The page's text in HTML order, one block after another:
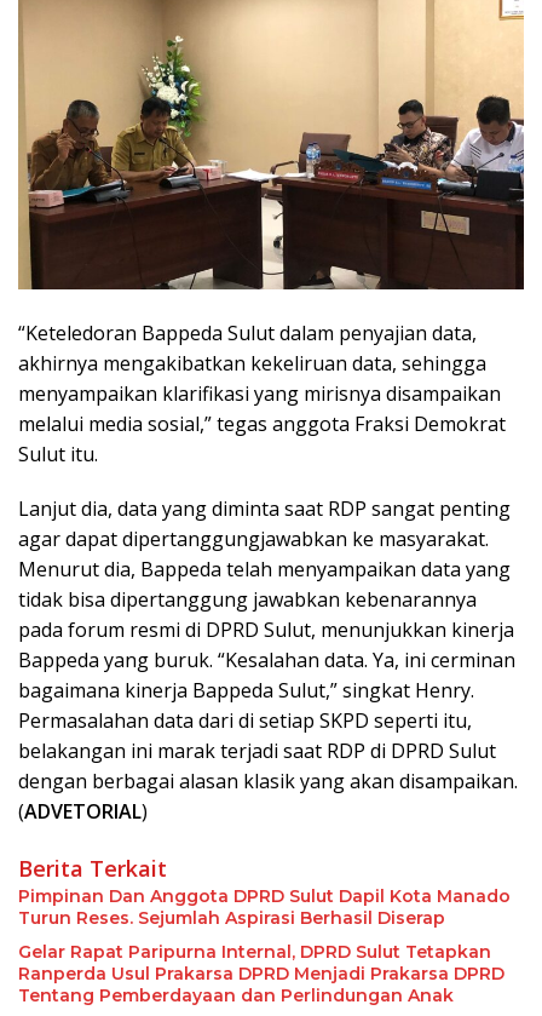
“Keteledoran Bappeda Sulut dalam penyajian data,
akhirnya mengakibatkan kekeliruan data, sehingga
menyampaikan klarifikasi yang mirisnya disampaikan
melalui media sosial,” tegas anggota Fraksi Demokrat
Sulut itu.
Lanjut dia, data yang diminta saat RDP sangat penting
agar dapat dipertanggungjawabkan ke masyarakat.
Menurut dia, Bappeda telah menyampaikan data yang
tidak bisa dipertanggung jawabkan kebenarannya
pada forum resmi di DPRD Sulut, menunjukkan kinerja
Bappeda yang buruk. “Kesalahan data. Ya, ini cerminan
bagaimana kinerja Bappeda Sulut,” singkat Henry.
Permasalahan data dari di setiap SKPD seperti itu,
belakangan ini marak terjadi saat RDP di DPRD Sulut
dengan berbagai alasan klasik yang akan disampaikan.
(ADVETORIAL)
Berita Terkait
Pimpinan Dan Anggota DPRD Sulut Dapil Kota Manado
Turun Reses. Sejumlah Aspirasi Berhasil Diserap
Gelar Rapat Paripurna Internal, DPRD Sulut Tetapkan
Ranperda Usul Prakarsa DPRD Menjadi Prakarsa DPRD
Tentang Pemberdayaan dan Perlindungan Anak